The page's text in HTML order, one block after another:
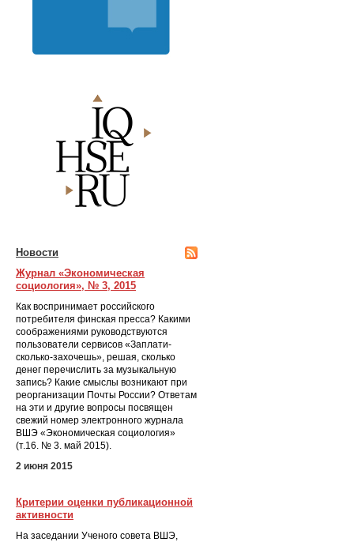
Новости
Журнал «Экономическая
социология», № 3, 2015
Как воспринимает российского
потребителя финская пресса? Какими
соображениями руководствуются
пользователи сервисов «Заплати-
сколько-захочешь», решая, сколько
денег перечислить за музыкальную
запись? Какие смыслы возникают при
реорганизации Почты России? Ответам
на эти и другие вопросы посвящен
свежий номер электронного журнала
ВШЭ «Экономическая социология»
(т.16. № 3. май 2015).
2 июня 2015
Критерии оценки публикационной
активности
На заседании Ученого совета ВШЭ,